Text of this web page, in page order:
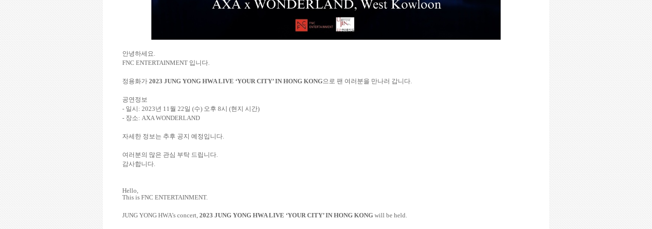
안녕하세요
FNC ENTERTAINMENT 입니다
정용화가 2023 JUNG YONG HWA LIVE ‘YOUR CITY’ IN HONG KONG으로 팬 여러분을 만나러 갑니다
공연정보
- 일시 : 2023년 11 월 22일 (수) 오후 8시 (현지 시간)
- 장소: AXA WONDERLAND
자세한 정보는 추후 공지 예정입니다
여러분의 많은 관심 부탁 드립니다
감사합니다
Hello,
This is FNC ENTERTAINMENT.
JUNG YONG HWA’s concert, 2023 JUNG YONG HWA LIVE ‘YOUR CITY’ IN HONG KONG will be held.